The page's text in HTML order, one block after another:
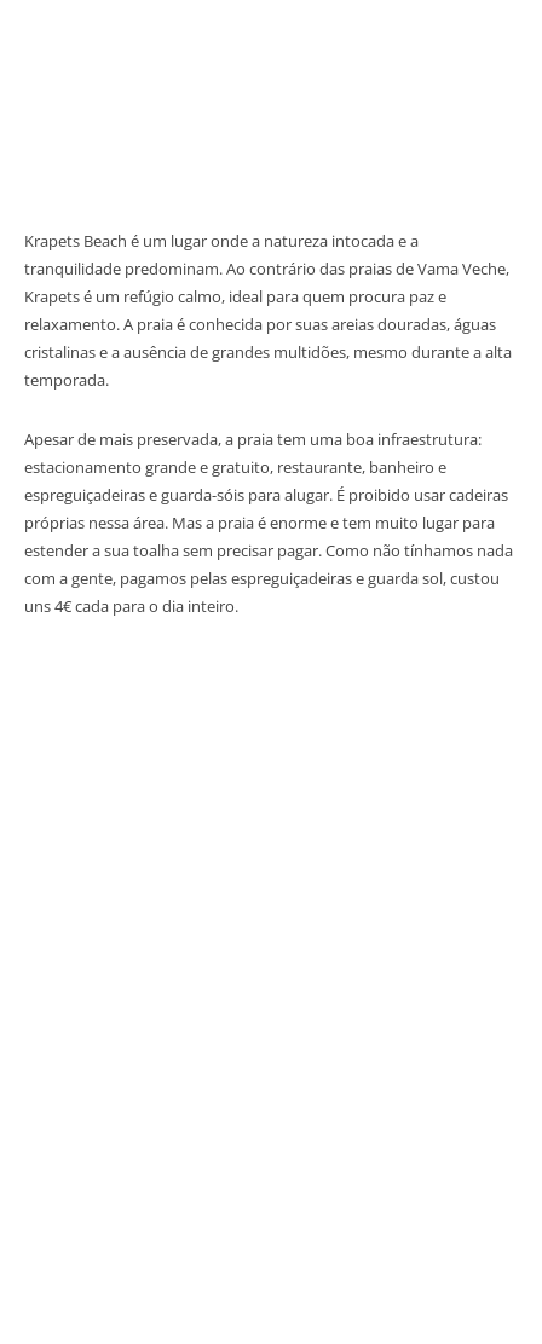
Krapets Beach é um lugar onde a natureza intocada e a
tranquilidade predominam. Ao contrário das praias de Vama Veche,
Krapets é um refúgio calmo, ideal para quem procura paz e
relaxamento. A praia é conhecida por suas areias douradas, águas
cristalinas e a ausência de grandes multidões, mesmo durante a alta
temporada.
Apesar de mais preservada, a praia tem uma boa infraestrutura:
estacionamento grande e gratuito, restaurante, banheiro e
espreguiçadeiras e guarda-sóis para alugar. É proibido usar cadeiras
próprias nessa área. Mas a praia é enorme e tem muito lugar para
estender a sua toalha sem precisar pagar. Como não tínhamos nada
com a gente, pagamos pelas espreguiçadeiras e guarda sol, custou
uns 4€ cada para o dia inteiro.